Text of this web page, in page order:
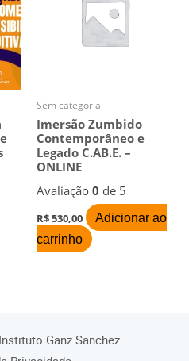
Sem categoria
Imersão Zumbido
Contemporâneo e
Legado C.AB.E. –
ONLINE
Avaliação 0 de 5
R$530,00
Adicionar ao
carrinho
Ganz Sanchez